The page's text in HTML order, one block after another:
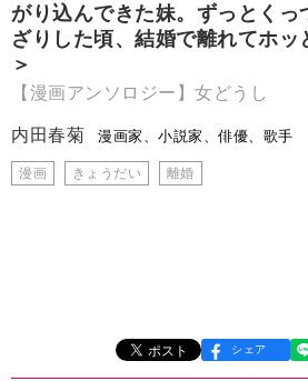
がり込んできた妹。ずっとくっ
ざりした頃、結婚で離れてホッ
＞
【漫画アンソロジー】女どうし
内田春菊 漫画家、小説家、俳優、歌手
漫画 きょうだい 離婚
シェア